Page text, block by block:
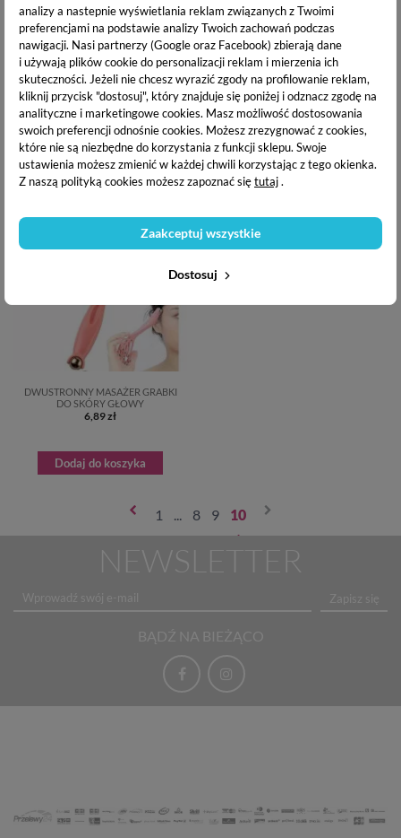
analizy a nastepnie wyświetlania reklam związanych z Twoimi
preferencjami na podstawie analizy Twoich zachowań podczas
nawigacji. Nasi partnerzy (Google oraz Facebook) zbierają dane
i używają plików cookie do personalizacji reklam i mierzenia ich
skuteczności. Jeżeli nie chcesz wyrazić zgody na profilowanie reklam,
kliknij przycisk "dostosuj", który znajduje się poniżej i odznacz zgodę na
analityczne i marketingowe cookies. Masz możliwość dostosowania
swoich preferencji odnośnie cookies. Możesz zrezygnować z cookies,
które nie są niezbędne do korzystania z funkcji sklepu. Swoje
ustawienia możesz zmienić w każdej chwili korzystając z tego okienka.
Z naszą polityką cookies możesz zapoznać siętutaj.
Dostosuj
Zaakceptuj wszystkie
PRZEPLATANA OPASKA DO
WŁOSÓW Z PEREŁKAMI I
CYRKONIAMI - CZARNA
13,42 zł
Dodaj do koszyka
PRZEPLATANA OPASKA DO
WŁOSÓW Z PEREŁKAMI I
CYRKONIAMI - NUDE
7,17 zł
Dodaj do koszyka
DWUSTRONNY MASAŻER GRABKI
DO SKÓRY GŁOWY
6,89 zł
Dodaj do koszyka
1 8 9 10
NEWSLETTER
Zapisz się
BĄDŹ NA BIEŻĄCO